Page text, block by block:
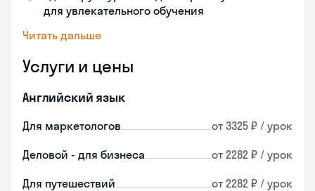
для увлекательного обучения
Читать дальше
Услуги и цены
Английский язык
Для маркетологов от 3325 ₽ / урок
Деловой - для бизнеса от 2282 ₽ / урок
Для путешествий от 2282 ₽ / урок